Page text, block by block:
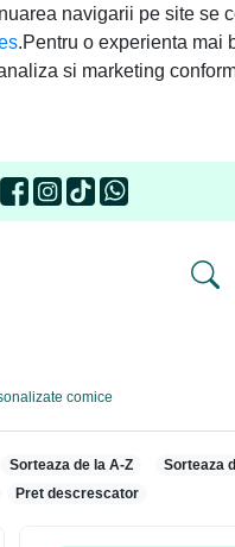
navigarii pe site se
.Pentru o experienta mai
si marketing
comice
Sorteaza de la A-Z
Sorteaza
Pret descrescator